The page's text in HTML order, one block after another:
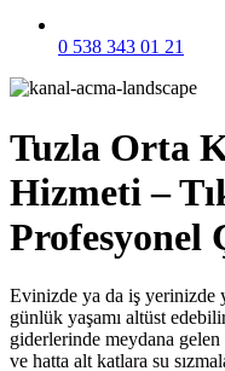
0 538 343 01 21
Tuzla Orta
Hizmeti –
Profesyonel
Evinizde ya da iş yerinizde
günlük yaşamı altüst
giderlerinde meydana
ve hatta alt katlara su